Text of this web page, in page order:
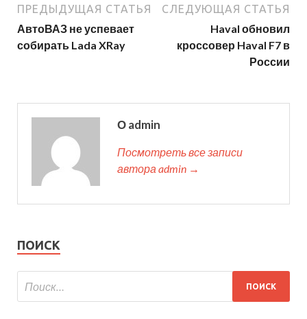
ПРЕДЫДУЩАЯ СТАТЬЯ
АвтоВАЗ не успевает
собирать Lada XRay
СЛЕДУЮЩАЯ СТАТЬЯ
Haval обновил
кроссовер Haval F7 в
России
О admin
Посмотреть все записи
автора admin →
ПОИСК